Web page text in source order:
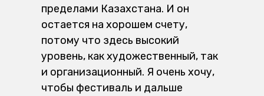
пределами Казахстана. И он
остается на хорошем счету,
потому что здесь высокий
уровень, как художественный, так
и организационный. Я очень хочу,
чтобы фестиваль и дальше